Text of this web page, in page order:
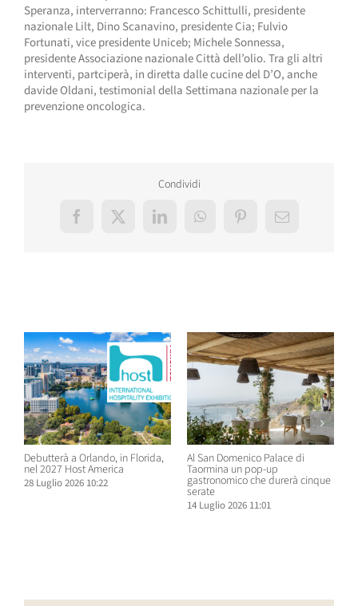
Speranza, interverranno: Francesco Schittulli, presidente
nazionale Lilt, Dino Scanavino, presidente Cia; Fulvio
Fortunati, vice presidente Uniceb; Michele Sonnessa,
presidente Associazione nazionale Città dell’olio. Tra gli altri
interventi, partciperà, in diretta dalle cucine del D’O, anche
davide Oldani, testimonial della Settimana nazionale per la
prevenzione oncologica.
Condividi
Facebook
X LinkedInWhatsAppPinterestEmail
Debutterà a Orlando, in Florida,
nel 2027 Host America
28 Luglio 2026 10:22
Al San Domenico Palace di
Taormina un pop-up
gastronomico che durerà cinque
serate
14 Luglio 2026 11:01